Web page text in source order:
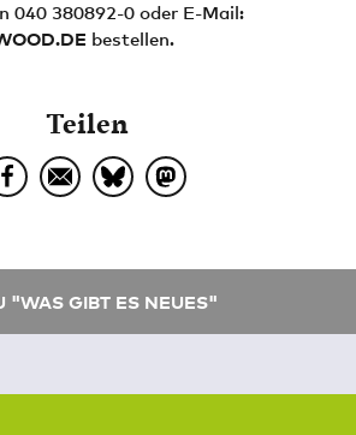
040 380892-0 oder E-Mail:
bestellen.
Teilen
"WAS GIBT ES NEUES"